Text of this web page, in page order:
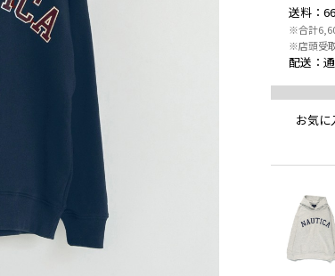
送料 ：
※合計
※店頭受
配送 ：
お気に